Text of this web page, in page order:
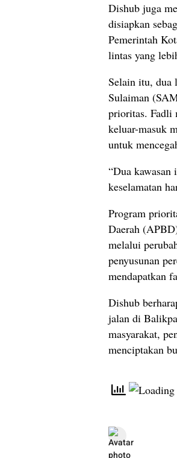
Dishub juga
disiapkan
Pemerintah
lintas yang
Selain itu, dua
Sulaiman
prioritas. Fadli
keluar-masuk
untuk
“Dua
keselamatan
Program
Daerah
melalui
penyusunan
mendapatkan
Dishub
jalan di
masyarakat,
menciptakan